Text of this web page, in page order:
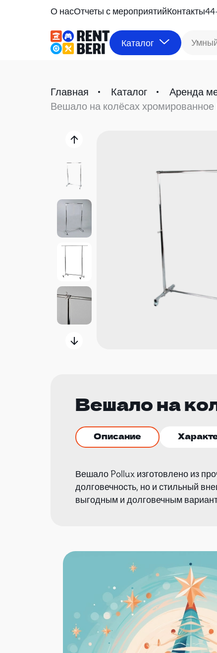
О насОтчеты с мероприятийКонтакты
Каталог
Главная Каталог Аренда
Вешало на колёсах хромированное
Вешало на
Описание
Вешало Pollux изготовлено из
долговечность, но и стильный
выгодным и долговечным